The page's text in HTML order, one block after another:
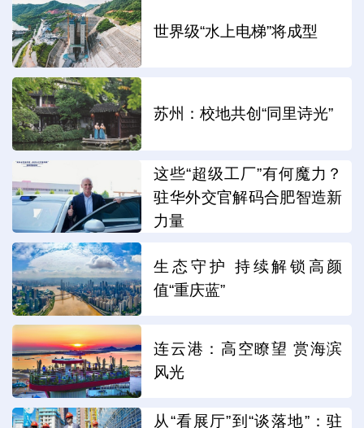
世界级“水上电梯”将成型
苏州：校地共创“同里诗光”
这些“超级工厂”有何魔力？
驻华外交官解码合肥智造新
力量
生态守护 持续解锁高颜
值“重庆蓝”
连云港：高空瞭望 赏海滨
风光
从“看展厅”到“谈落地”：驻